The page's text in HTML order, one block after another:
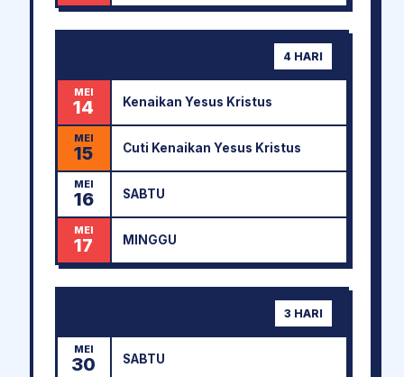
4 HARI
MEI
14 Kenaikan Yesus Kristus
MEI
15 Cuti Kenaikan Yesus Kristus
MEI
16 SABTU
MEI
17 MINGGU
3 HARI
MEI
30 SABTU